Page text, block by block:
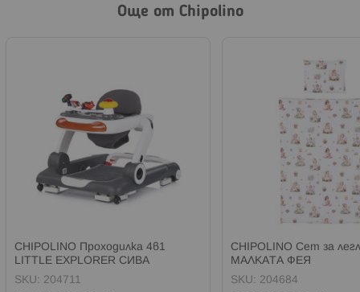
Още от Chipolino
CHIPOLINO Проходилка 4в1
LITTLE EXPLORER СИВА
SKU: 204711
CHIPOLINO Сет за
МАЛКАТА ФЕЯ
SKU: 204684